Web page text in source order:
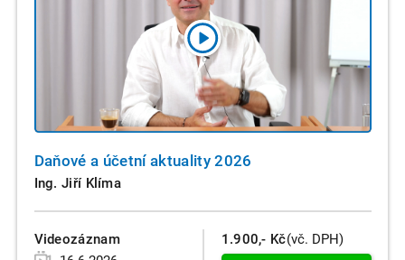
Daňové a účetní aktuality 2026
Ing. Jiří Klíma
Videozáznam
1.900,- Kč(vč. DPH)